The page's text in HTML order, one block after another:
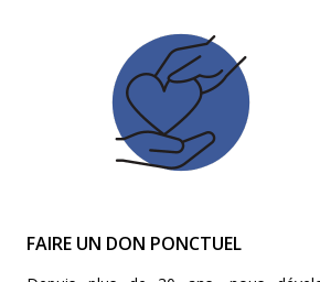
FAIRE UN DON PONCTUEL